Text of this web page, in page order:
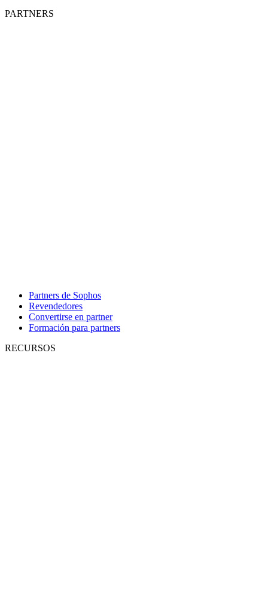
PARTNERS
Partners de Sophos
Revendedores
Convertirse en partner
Formación para partners
RECURSOS